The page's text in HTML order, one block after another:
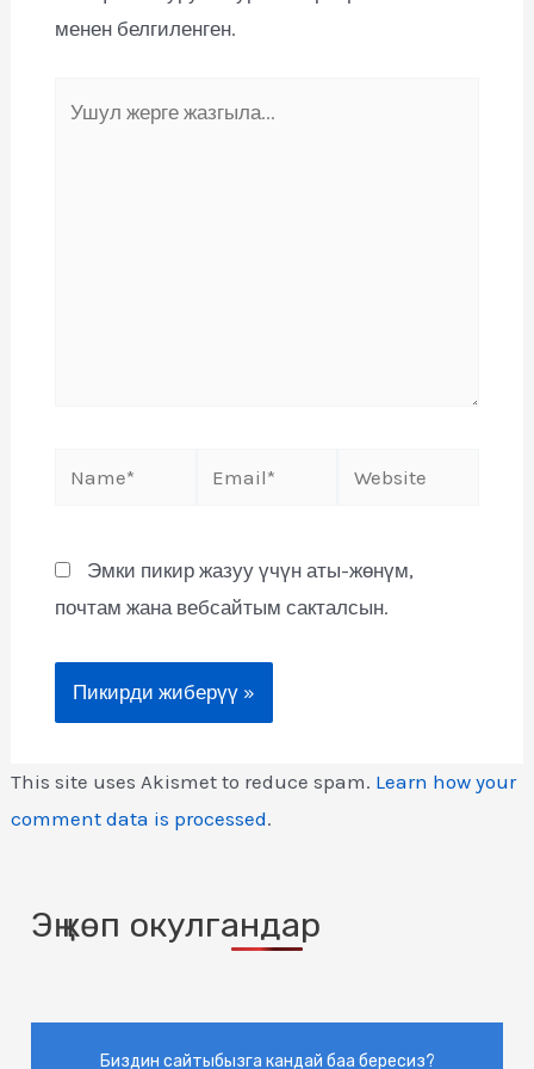
менен белгиленген.
Эмки пикир жазуу үчүн аты-жөнүм,
почтам жана вебсайтым сакталсын.
This site uses Akismet to reduce spam. Learn how your
comment data is processed.
Эң көп окулгандар
Биздин сайтыбызга кандай баа бересиз?